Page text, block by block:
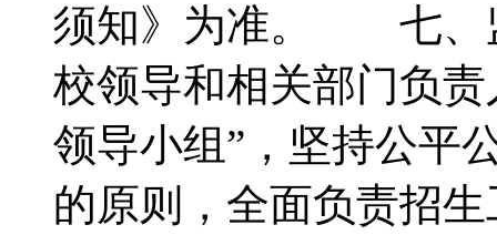
须知》为准。 七、
校领导和相关部门负
领导小组”，坚持公平
的原则，全面负责招